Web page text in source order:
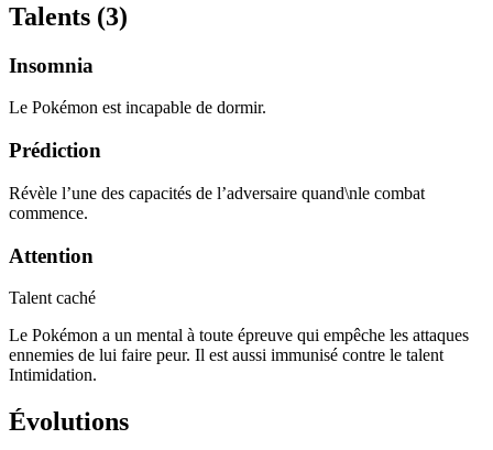
Talents (3)
Insomnia
Le Pokémon est incapable de dormir.
Prédiction
Révèle l’une des capacités de l’adversaire quand\nle combat
commence.
Attention
Talent caché
Le Pokémon a un mental à toute épreuve qui empêche les attaques
ennemies de lui faire peur. Il est aussi immunisé contre le talent
Intimidation.
Évolutions